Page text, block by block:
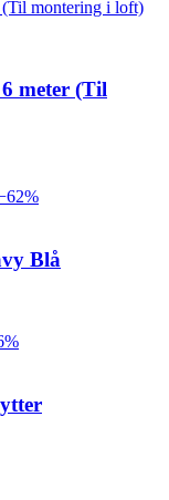
meter (Til
62%
Blå
%